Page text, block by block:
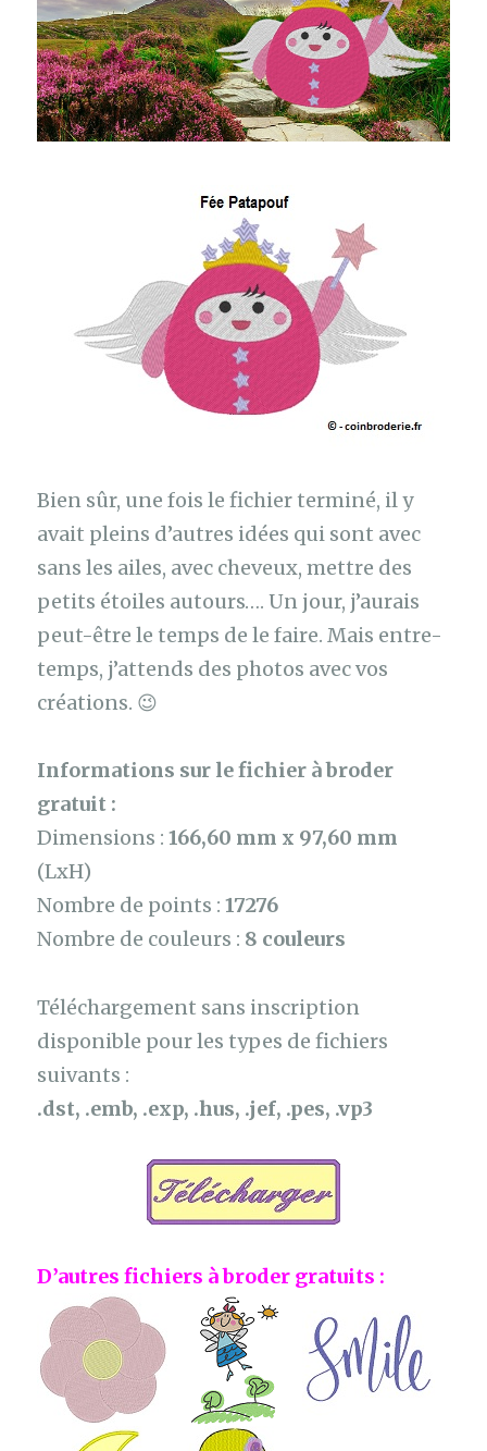
Bien sûr, une fois le fichier terminé, il y
avait pleins d’autres idées qui sont avec
sans les ailes, avec cheveux, mettre des
petits étoiles autours…. Un jour, j’aurais
peut-être le temps de le faire. Mais entre-
temps, j’attends des photos avec vos
créations. 😉
Informations sur le fichier à broder
gratuit :
Dimensions :166,60 mm x 97,60 mm
(LxH)
Nombre de points :17276
Nombre de couleurs : 8 couleurs
Téléchargement sans inscription
disponible pour les types de fichiers
suivants :
.dst, .emb, .exp, .hus, .jef, .pes, .vp3
D’autres fichiers à broder gratuits :